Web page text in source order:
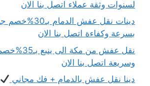
لسنوات وثقة عملاء اتصل بنا الان
دينات نقل عفش
بسرعة وكفاءة اتصل بنا الان
نقل عفش من
وسريعة اتصل بنا الان
دينا نقل عفش بالدمام + فك مجاني